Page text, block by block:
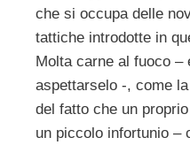
che si occupa delle
tattiche introdotte in
Molta carne al fuoco –
aspettarselo -, come
del fatto che un
un piccolo infortunio –